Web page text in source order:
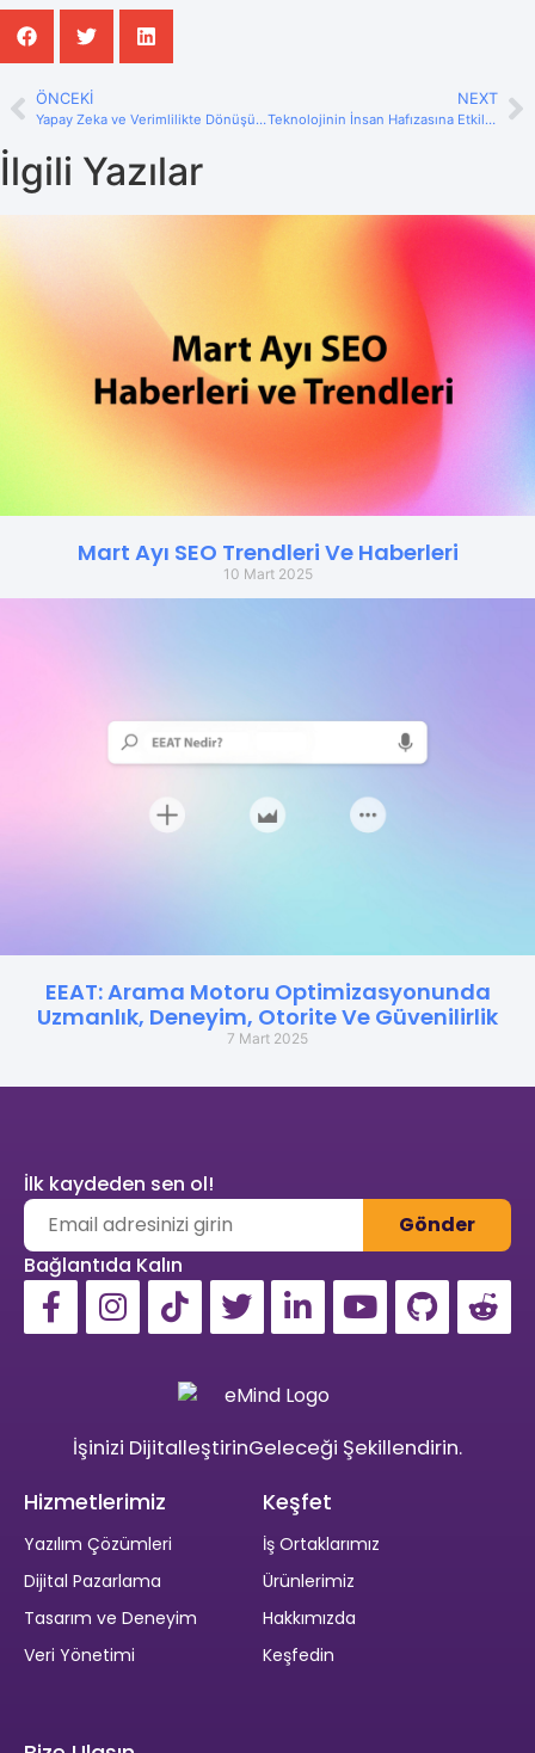
ÖNCEKI
Yapay Zeka ve Verimlilikte Dönüşüm
NEXT
Teknolojinin İnsan Hafızasına Etkileri
İlgili Yazılar
Mart Ayı SEO Trendleri Ve Haberleri
10 Mart 2025
EEAT: Arama Motoru Optimizasyonunda
Uzmanlık, Deneyim, Otorite Ve Güvenilirlik
7 Mart 2025
İlk kaydeden sen ol!
Gönder
Bağlantıda Kalın
İşinizi DijitalleştirinGeleceği Şekillendirin.
Hizmetlerimiz
Yazılım Çözümleri
Dijital Pazarlama
Tasarım ve Deneyim
Veri Yönetimi
Keşfet
İş Ortaklarımız
Ürünlerimiz
Hakkımızda
Keşfedin